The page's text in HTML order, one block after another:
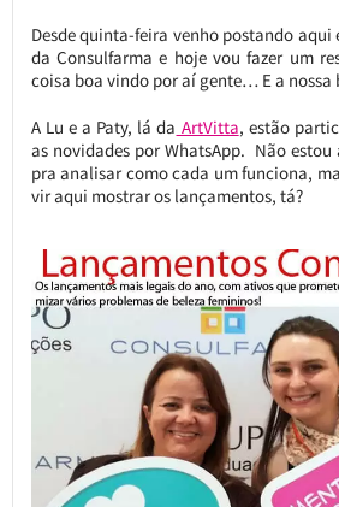
Desde quinta-feira venho postando aqui
da Consulfarma e hoje vou fazer um
coisa boa vindo por aí gente… E a nossa
A Lu e a Paty, lá da ArtVitta, estão
as novidades por WhatsApp. Não
pra analisar como cada um funciona,
vir aqui mostrar os lançamentos, tá?